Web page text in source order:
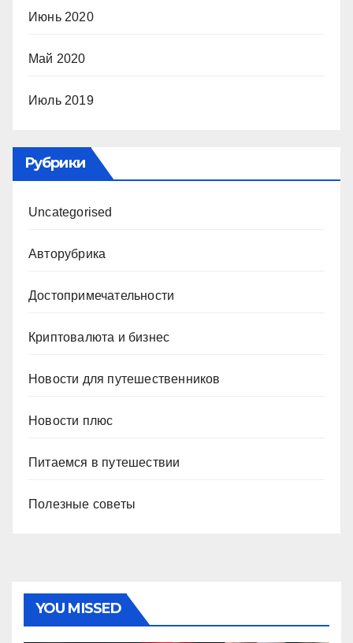
Июнь 2020
Май 2020
Июль 2019
Рубрики
Uncategorised
Авторубрика
Достопримечательности
Криптовалюта и бизнес
Новости для путешественников
Новости плюс
Питаемся в путешествии
Полезные советы
YOU MISSED